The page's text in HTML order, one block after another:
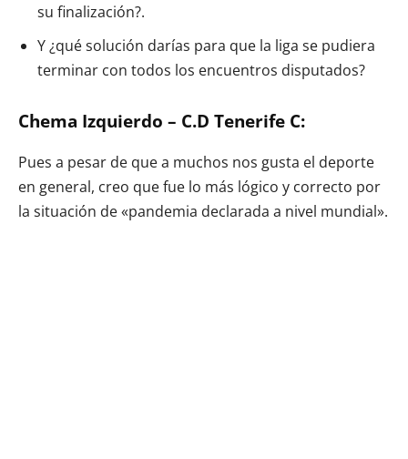
su finalización?.
Y ¿qué solución darías para que la liga se pudiera
terminar con todos los encuentros disputados?
Chema Izquierdo – C.D Tenerife C:
Pues a pesar de que a muchos nos gusta el deporte
en general, creo que fue lo más lógico y correcto por
la situación de «pandemia declarada a nivel mundial».